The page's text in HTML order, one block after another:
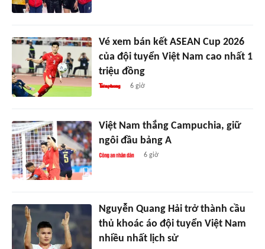
Vé xem bán kết ASEAN Cup 2026
của đội tuyển Việt Nam cao nhất 1
triệu đồng
6 giờ
Việt Nam thắng Campuchia, giữ
ngôi đầu bảng A
6 giờ
Nguyễn Quang Hải trở thành cầu
thủ khoác áo đội tuyển Việt Nam
nhiều nhất lịch sử